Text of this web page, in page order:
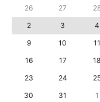
26 27
2
3 4
9
10 11
16
17 18
23
24
30
31 1